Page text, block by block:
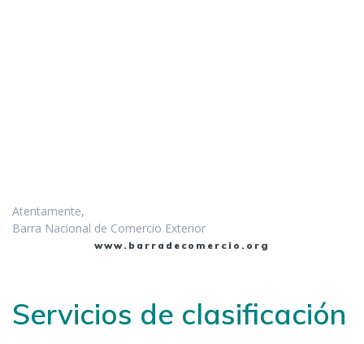
Atentamente,
Barra Nacional de Comercio Exterior
www.barradecomercio.org
Servicios de clasificación